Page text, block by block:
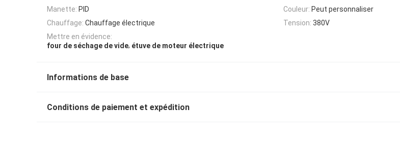
Manette: PID Couleur: Peut personnaliser
Chauffage: Chauffage électrique Tension: 380V
Mettre en évidence:
four de séchage de vide, étuve de moteur électrique
Informations de base
Conditions de paiement et expédition